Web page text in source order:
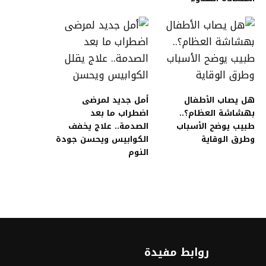
هل يصاب الأطفال
بهشاشة العظام؟..
طبيب يوضح الأسباب
وطرق الوقاية
أمل جديد لمرضى
اضطراب ما بعد
الصدمة.. علاج يخفف
الكوابيس ويحسن جودة
النوم
روابط مفيدة